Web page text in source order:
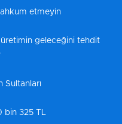
etmeyin
üretimin geleceğini tehdit
Sultanları
bin 325 TL